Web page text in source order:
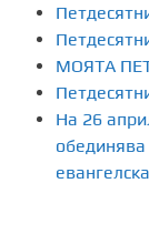
я
н
е
МОЯТА
На 26
обединява